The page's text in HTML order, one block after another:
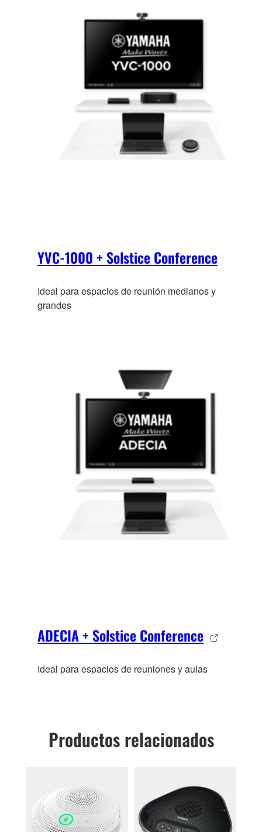
YVC-1000 + Solstice Conference
Ideal para espacios de reunión medianos y
grandes
ADECIA + Solstice Conference
Ideal para espacios de reuniones y aulas
Productos relacionados